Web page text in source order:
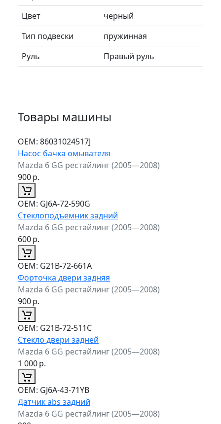
Цвет
черный
Тип подвески
пружинная
Руль
Правый руль
Товары машины
ОЕМ: 86031024517J
Насос бачка омывателя
Mazda 6 GG рестайлинг (2005—2008)
900р.
ОЕМ: GJ6A-72-590G
Стеклоподъемник задний
Mazda 6 GG рестайлинг (2005—2008)
600р.
ОЕМ: G21B-72-661A
Форточка двери задняя
Mazda 6 GG рестайлинг (2005—2008)
900р.
ОЕМ: G21B-72-511C
Стекло двери задней
Mazda 6 GG рестайлинг (2005—2008)
1 000р.
ОЕМ: GJ6A-43-71YB
Датчик abs задний
Mazda 6 GG рестайлинг (2005—2008)